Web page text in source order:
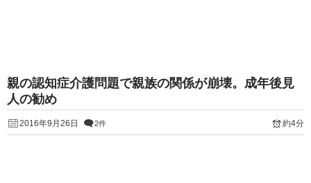
親の認知症介護問題で親族の関係が崩壊。成年後見
人の勧め
2016年9月26日 2件 約4分